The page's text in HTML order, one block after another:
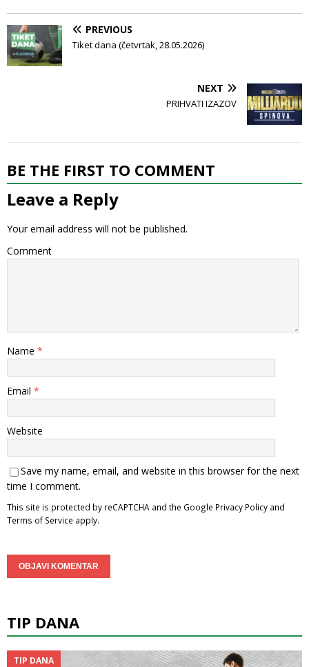
PREVIOUS
Tiket dana (četvrtak, 28.05.2026)
NEXT
PRIHVATI IZAZOV
BE THE FIRST TO COMMENT
Leave a Reply
Your email address will not be published.
Comment
Name *
Email *
Website
Save my name, email, and website in this browser for the next
time I comment.
This site is protected by reCAPTCHA and the Google Privacy Policy and
Terms of Service apply.
TIP DANA
TIP DANA